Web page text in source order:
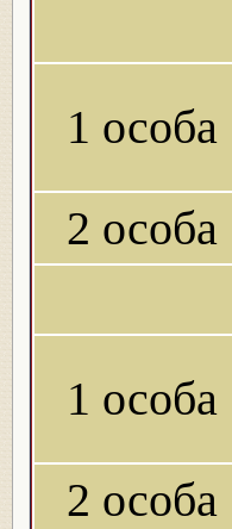
1 особа
2 особа
1 особа
2 особа